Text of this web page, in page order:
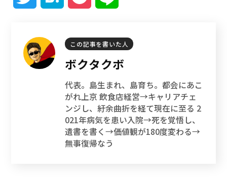
i
t
t
e
n
a
c
k
e
t
n
e
この記事を書いた人
ボクタクボ
代表。島生まれ、島育ち。都会にあこ
がれ上京 飲食店経営→キャリアチェ
ンジし、紆余曲折を経て現在に至る 2
021年病気を患い入院→死を覚悟し、
遺書を書く→価値観が180度変わる→
無事復帰なう